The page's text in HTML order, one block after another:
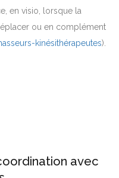
en visio, lorsque la
ou en complément
kinésithérapeutes).
avec